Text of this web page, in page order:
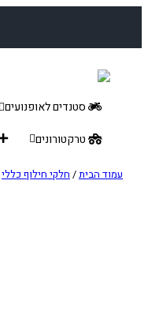
סטנדים לאופנועים
טרקטורונים
עמוד הבית/ חלקי חילוף כללי